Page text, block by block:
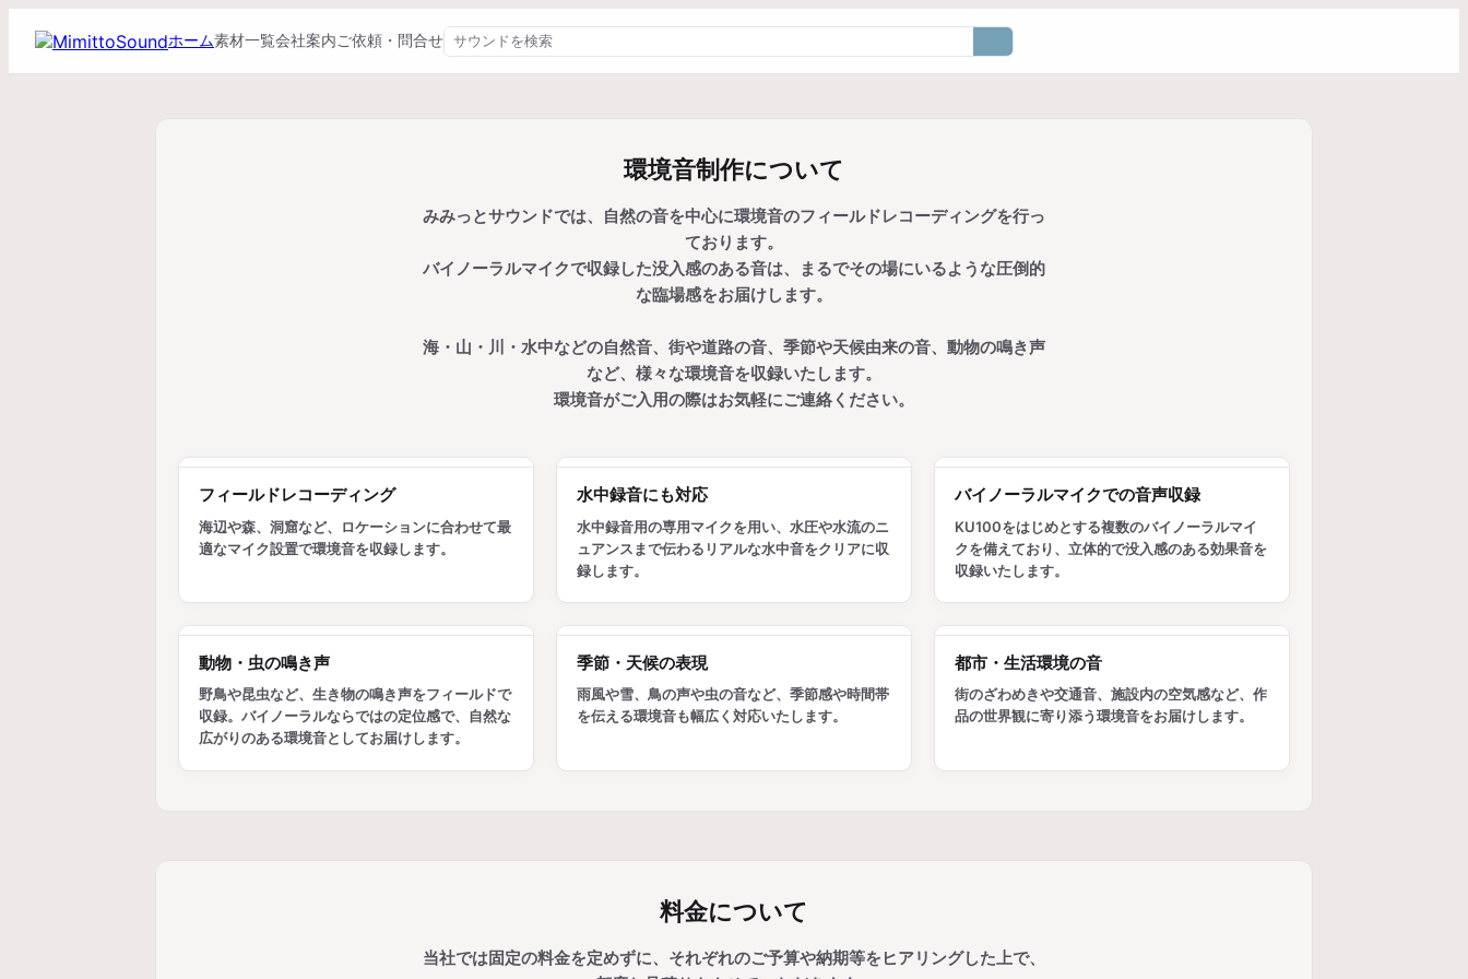
ホーム素材一覧会社案内ご依頼・問合せ
環境音制作について
みみっとサウンドでは、自然の音を中心に環境音のフィールドレコーディングを行っ
ております。
バイノーラルマイクで収録した没入感のある音は、まるでその場にいるような圧倒的
な臨場感をお届けします。
海・山・川・水中などの自然音、街や道路の音、季節や天候由来の音、動物の鳴き声
など、様々な環境音を収録いたします。
環境音がご入用の際はお気軽にご連絡ください。
フィールドレコーディング
海辺や森、洞窟など、ロケーションに合わせて最
適なマイク設置で環境音を収録します。
水中録音にも対応
水中録音用の専用マイクを用い、水圧や水流のニ
ュアンスまで伝わるリアルな水中音をクリアに収
録します。
バイノーラルマイクでの音声収録
KU100をはじめとする複数のバイノーラルマイ
クを備えており、立体的で没入感のある効果音を
収録いたします。
動物・虫の鳴き声
野鳥や昆虫など、生き物の鳴き声をフィールドで
収録。バイノーラルならではの定位感で、自然な
広がりのある環境音としてお届けします。
季節・天候の表現
雨風や雪、鳥の声や虫の音など、季節感や時間帯
を伝える環境音も幅広く対応いたします。
都市・生活環境の音
街のざわめきや交通音、施設内の空気感など、作
品の世界観に寄り添う環境音をお届けします。
料金について
当社では固定の料金を定めずに、それぞれのご予算や納期等をヒアリングした上で、